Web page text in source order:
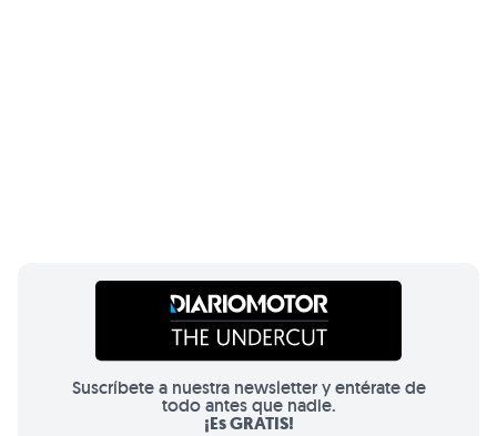
Suscríbete a nuestra newsletter y entérate de
todo antes que nadie.
¡Es GRATIS!